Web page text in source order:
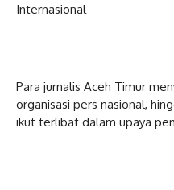
Internasional
Para jurnalis Aceh Timur
organisasi pers nasional,
ikut terlibat dalam upaya